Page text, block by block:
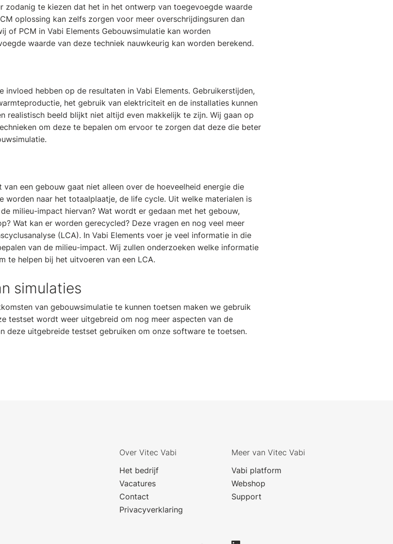
zodanig te kiezen dat het in het ontwerp van toegevoegde waarde
oplossing kan zelfs zorgen voor meer overschrijdingsuren dan
of PCM in Vabi Elements Gebouwsimulatie kan worden
waarde van deze techniek nauwkeurig kan worden berekend.
invloed hebben op de resultaten in Vabi Elements. Gebruikerstijden,
het gebruik van elektriciteit en de installaties kunnen
realistisch beeld blijkt niet altijd even makkelijk te zijn. Wij gaan op
om deze te bepalen om ervoor te zorgen dat deze die beter
een gebouw gaat niet alleen over de hoeveelheid energie die
worden naar het totaalplaatje, de life cycle. Uit welke materialen is
milieu-impact hiervan? Wat wordt er gedaan met het gebouw,
Wat kan er worden gerecycled? Deze vragen en nog veel meer
(LCA). In Vabi Elements voer je veel informatie in die
van de milieu-impact. Wij zullen onderzoeken welke informatie
te helpen bij het uitvoeren van een LCA.
simulaties
van gebouwsimulatie te kunnen toetsen maken we gebruik
testset wordt weer uitgebreid om nog meer aspecten van de
deze uitgebreide testset gebruiken om onze software te toetsen.
Over Vitec Vabi
Het bedrijf
Vacatures
Contact
Privacyverklaring
Meer van Vitec Vabi
Vabi platform
Webshop
Support